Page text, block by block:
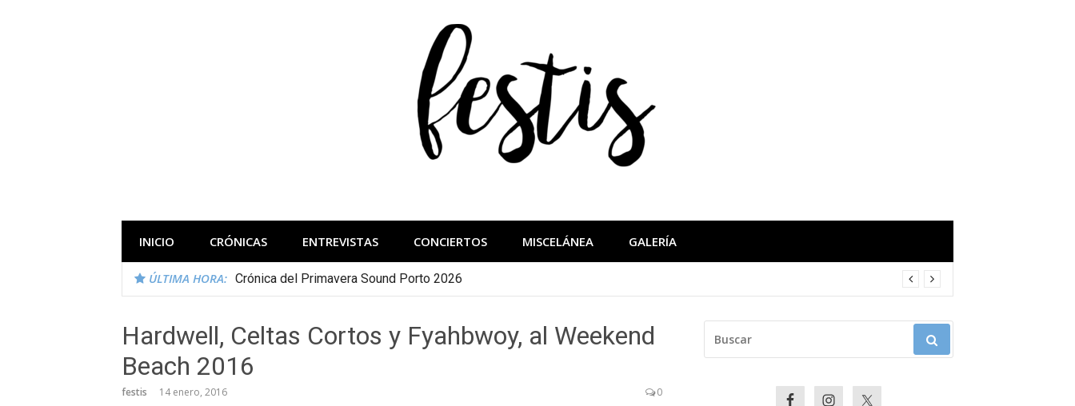
INICIO CRÓNICAS ENTREVISTAS CONCIERTOS MISCELÁNEA GALERÍA
ÚLTIMA HORA: Crónica del Primavera Sound Porto 2026
Hardwell, Celtas Cortos y Fyahbwoy, al Weekend
Beach 2016
festis 14 enero, 2016 0